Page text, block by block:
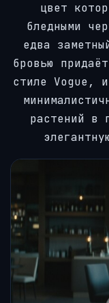
цвет
бледными
едва
бровью
стиле Vogue,
растений в